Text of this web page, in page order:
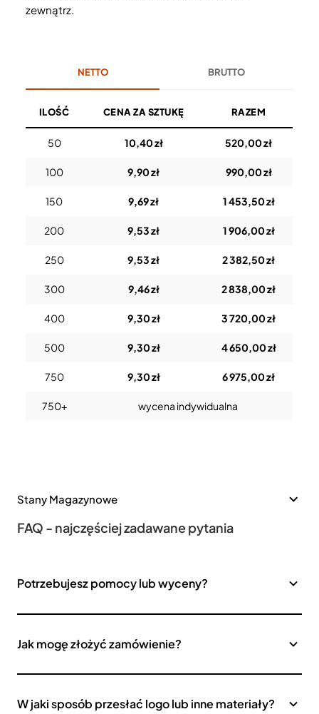
zewnątrz.
NETTO BRUTTO
ILOŚĆ CENA ZA SZTUKĘ RAZEM
50 10,40 zł 520,00 zł
100 9,90 zł 990,00 zł
150 9,69 zł 1 453,50 zł
200 9,53 zł 1 906,00 zł
250 9,53 zł 2 382,50 zł
300 9,46 zł 2 838,00 zł
400 9,30 zł 3 720,00 zł
500 9,30 zł 4 650,00 zł
750 9,30 zł 6 975,00 zł
750+ wycena indywidualna
Stany Magazynowe
FAQ - najczęściej zadawane pytania
Potrzebujesz pomocy lub wyceny?
Jak mogę złożyć zamówienie?
W jaki sposób przesłać logo lub inne materiały?